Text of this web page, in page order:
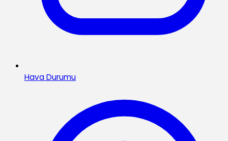
Hava Durumu